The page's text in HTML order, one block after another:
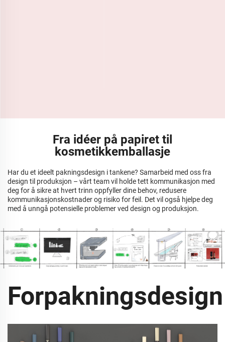
Fra idéer på papiret til
kosmetikkemballasje
Har du et ideelt pakningsdesign i tankene? Samarbeid med oss fra
design til produksjon – vårt team vil holde tett kommunikasjon med
deg for å sikre at hvert trinn oppfyller dine behov, redusere
kommunikasjonskostnader og risiko for feil. Det vil også hjelpe deg
med å unngå potensielle problemer ved design og produksjon.
Forpakningsdesign